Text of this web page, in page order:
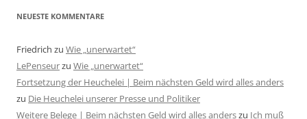
NEUESTE KOMMENTARE
Friedrich zu Wie „unerwartet“
LePenseurzu Wie „unerwartet“
Fortsetzung der Heuchelei | Beim nächsten Geld wird alles anders
zu Die Heuchelei unserer Presse und Politiker
Weitere Belege | Beim nächsten Geld wird alles anderszu Ich muß